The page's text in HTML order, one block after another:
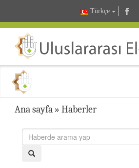
Türkçe
Ana sayfa » Haberler